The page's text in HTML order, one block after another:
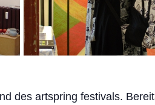
des artspring festivals.